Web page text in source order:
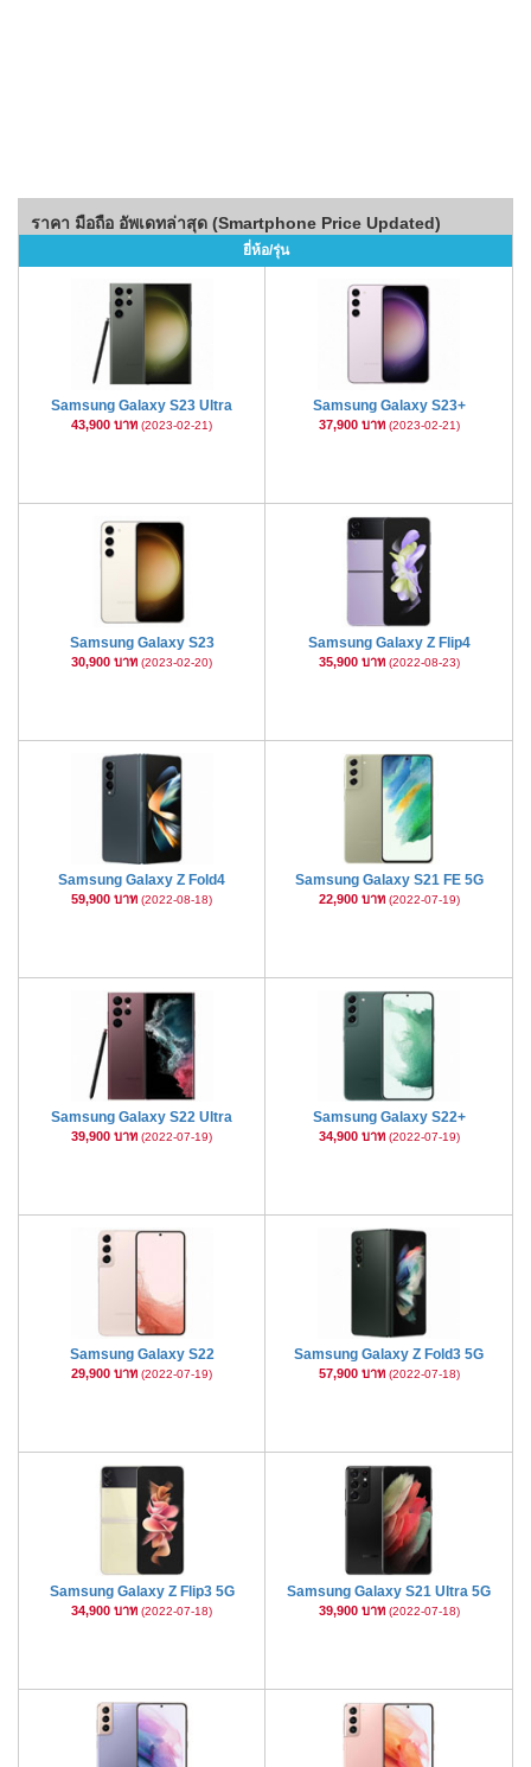
ราคา มือถือ อัพเดทล่าสุด (Smartphone Price Updated)
ยี่ห้อ/รุ่น
Samsung Galaxy S23 Ultra
43,900 บาท (2023-02-21)
Samsung Galaxy S23+
37,900 บาท (2023-02-21)
Samsung Galaxy S23
30,900 บาท (2023-02-20)
Samsung Galaxy Z Flip4
35,900 บาท (2022-08-23)
Samsung Galaxy Z Fold4
59,900 บาท (2022-08-18)
Samsung Galaxy S21 FE 5G
22,900 บาท (2022-07-19)
Samsung Galaxy S22 Ultra
39,900 บาท (2022-07-19)
Samsung Galaxy S22+
34,900 บาท (2022-07-19)
Samsung Galaxy S22
29,900 บาท (2022-07-19)
Samsung Galaxy Z Fold3 5G
57,900 บาท (2022-07-18)
Samsung Galaxy Z Flip3 5G
34,900 บาท (2022-07-18)
Samsung Galaxy S21 Ultra 5G
39,900 บาท (2022-07-18)